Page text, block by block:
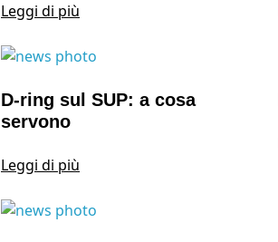
Leggi di più
D-ring sul SUP: a cosa
servono
Leggi di più